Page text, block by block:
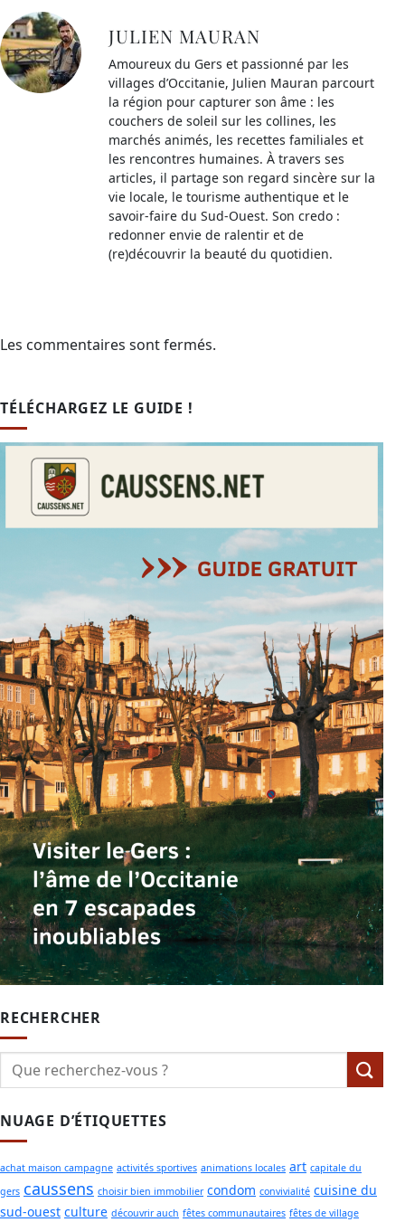
JULIEN MAURAN
Amoureux du Gers et passionné par les
villages d’Occitanie, Julien Mauran parcourt
la région pour capturer son âme : les
couchers de soleil sur les collines, les
marchés animés, les recettes familiales et
les rencontres humaines. À travers ses
articles, il partage son regard sincère sur la
vie locale, le tourisme authentique et le
savoir-faire du Sud-Ouest. Son credo :
redonner envie de ralentir et de
(re)découvrir la beauté du quotidien.
Les commentaires sont fermés.
TÉLÉCHARGEZ LE GUIDE !
RECHERCHER
NUAGE D’ÉTIQUETTES
achat maison campagne activités sportives animations locales art capitale du
gers caussens choisir bien immobilier condom convivialité cuisine du
sud-ouest culture découvrir auch fêtes communautaires fêtes de village